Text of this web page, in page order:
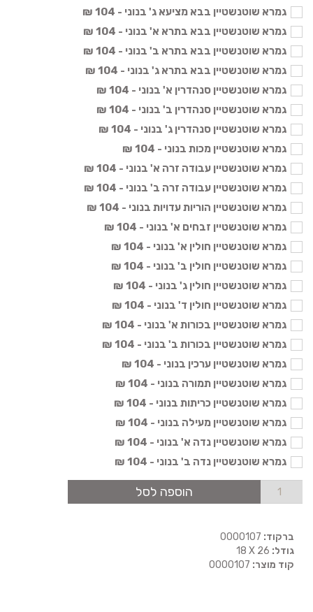
גמרא שוטנשטיין בבא מציעא ג' בנוני - 104 ₪
גמרא שוטנשטיין בבא בתרא א' בנוני - 104 ₪
גמרא שוטנשטיין בבא בתרא ב' בנוני - 104 ₪
גמרא שוטנשטיין בבא בתרא ג' בנוני - 104 ₪
גמרא שוטנשטיין סנהדרין א' בנוני - 104 ₪
גמרא שוטנשטיין סנהדרין ב' בנוני - 104 ₪
גמרא שוטנשטיין סנהדרין ג' בנוני - 104 ₪
גמרא שוטנשטיין מכות בנוני - 104 ₪
גמרא שוטנשטיין עבודה זרה א' בנוני - 104 ₪
גמרא שוטנשטיין עבודה זרה ב' בנוני - 104 ₪
גמרא שוטנשטיין הוריות עדויות בנוני - 104 ₪
גמרא שוטנשטיין זבחים א' בנוני - 104 ₪
גמרא שוטנשטיין חולין א' בנוני - 104 ₪
גמרא שוטנשטיין חולין ב' בנוני - 104 ₪
גמרא שוטנשטיין חולין ג' בנוני - 104 ₪
גמרא שוטנשטיין חולין ד' בנוני - 104 ₪
גמרא שוטנשטיין בכורות א' בנוני - 104 ₪
גמרא שוטנשטיין בכורות ב' בנוני - 104 ₪
גמרא שוטנשטיין ערכין בנוני - 104 ₪
גמרא שוטנשטיין תמורה בנוני - 104 ₪
גמרא שוטנשטיין כריתות בנוני - 104 ₪
גמרא שוטנשטיין מעילה בנוני - 104 ₪
גמרא שוטנשטיין נדה א' בנוני - 104 ₪
גמרא שוטנשטיין נדה ב' בנוני - 104 ₪
הוספה לסל
ברקוד:
גודל: 18 X 26
קוד מוצר: